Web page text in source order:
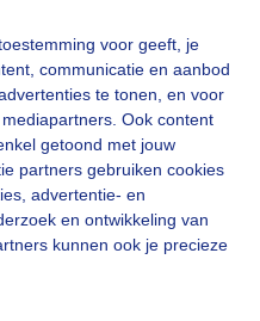
voor geeft, je
communicatie en aanbod
te tonen, en voor
Ook content
getoond met jouw
partners gebruiken cookies
advertentie- en
en ontwikkeling van
kunnen ook je precieze
aub...